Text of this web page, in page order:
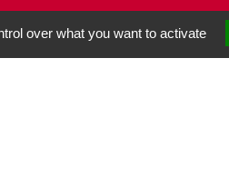
over what you want to activate